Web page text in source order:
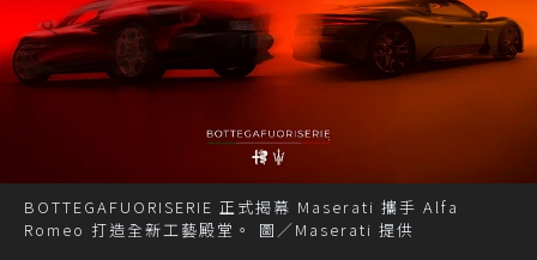
BOTTEGAFUORISERIE 正式揭幕 Maserati 攜手 Alfa
Romeo 打造全新工藝殿堂。 圖／Maserati 提供